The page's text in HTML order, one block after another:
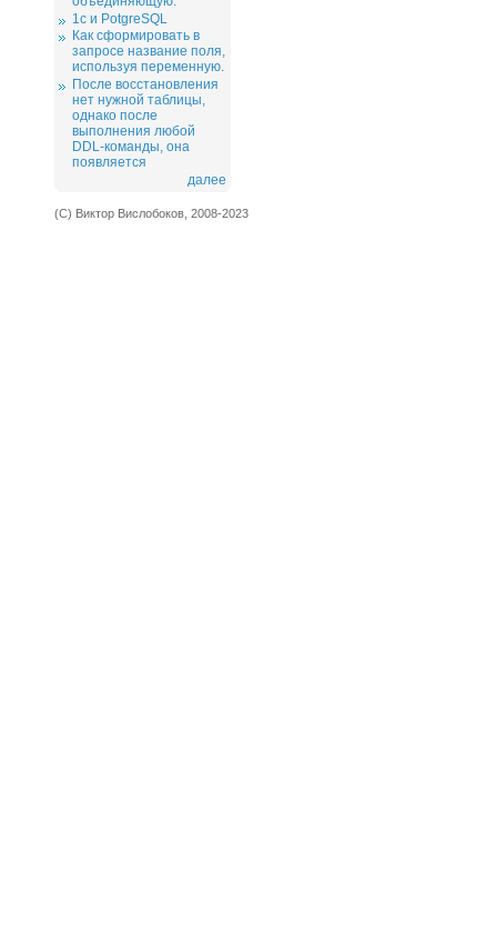
1c и PotgreSQL
Как сформировать в
запросе название поля,
используя переменную.
После восстановления
нет нужной таблицы,
однако после
выполнения любой
DDL-команды, она
появляется
далее
(С) Виктор Вислобоков, 2008-2023